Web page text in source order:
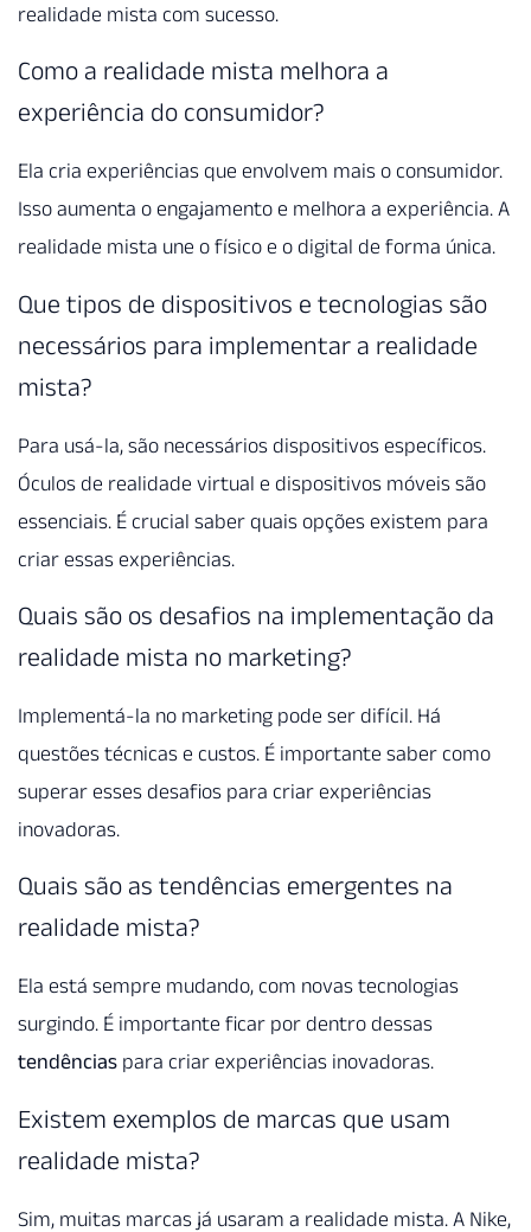
realidade mista com sucesso.
Como a realidade mista melhora a
experiência do consumidor?
Ela cria experiências que envolvem mais o consumidor.
Isso aumenta o engajamento e melhora a experiência. A
realidade mista une o físico e o digital de forma única.
Que tipos de dispositivos e tecnologias são
necessários para implementar a realidade
mista?
Para usá-la, são necessários dispositivos específicos.
Óculos de realidade virtual e dispositivos móveis são
essenciais. É crucial saber quais opções existem para
criar essas experiências.
Quais são os desafios na implementação da
realidade mista no marketing?
Implementá-la no marketing pode ser difícil. Há
questões técnicas e custos. É importante saber como
superar esses desafios para criar experiências
inovadoras.
Quais são as tendências emergentes na
realidade mista?
Ela está sempre mudando, com novas tecnologias
surgindo. É importante ficar por dentro dessas
tendências para criar experiências inovadoras.
Existem exemplos de marcas que usam
realidade mista?
Sim, muitas marcas já usaram a realidade mista. A Nike,